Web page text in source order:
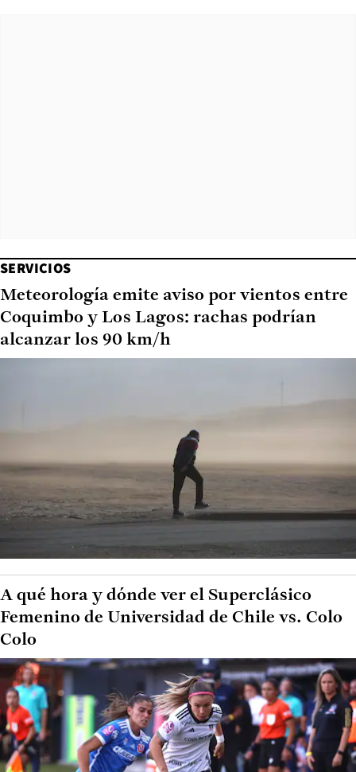
SERVICIOS
Meteorología emite aviso por vientos entre
Coquimbo y Los Lagos: rachas podrían
alcanzar los 90 km/h
A qué hora y dónde ver el Superclásico
Femenino de Universidad de Chile vs. Colo
Colo